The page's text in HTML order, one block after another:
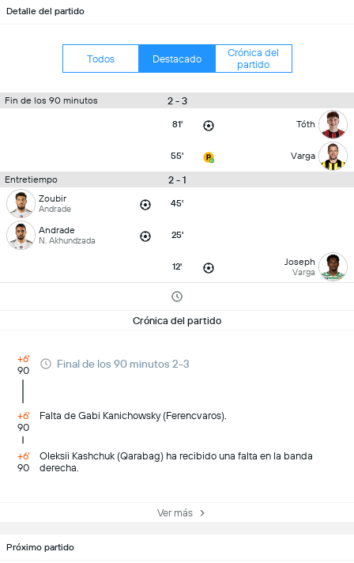
Detalle del partido
Todos Destacado
Crónica del
partido
Fin de los 90 minutos 2 - 3
81' Tóth
55' Varga
Entretiempo 2 - 1
Zoubir
Andrade 45'
Andrade
N. Akhundzada 25'
12' Joseph
Varga
Crónica del partido
+6'
90
Final de los 90 minutos 2-3
+6'
90
Falta de Gabi Kanichowsky (Ferencvaros).
+6'
90
Oleksii Kashchuk (Qarabag) ha recibido una falta en la banda
derecha.
Ver más
Próximo partido